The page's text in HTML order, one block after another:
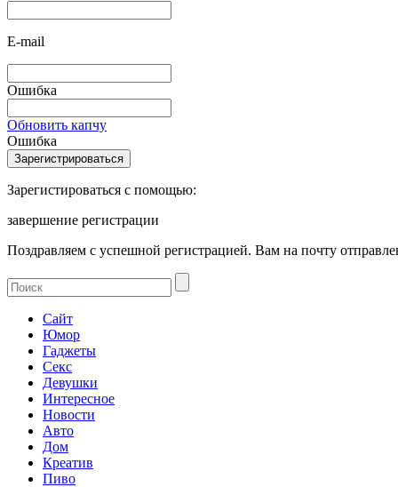
E-mail
Ошибка
Обновить капчу
Ошибка
Зарегистироваться с помощью:
завершение регистрации
Поздравляем с успешной регистрацией. Вам на почту
Сайт
Юмор
Гаджеты
Секс
Девушки
Интересное
Новости
Авто
Дом
Креатив
Пиво